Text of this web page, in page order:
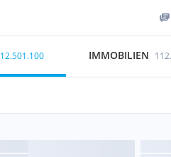
12.501.100 IMMOBILIEN